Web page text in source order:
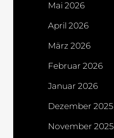
Mai 2026
April 2026
März 2026
Februar 2026
Januar 2026
Dezember 2025
November 2025